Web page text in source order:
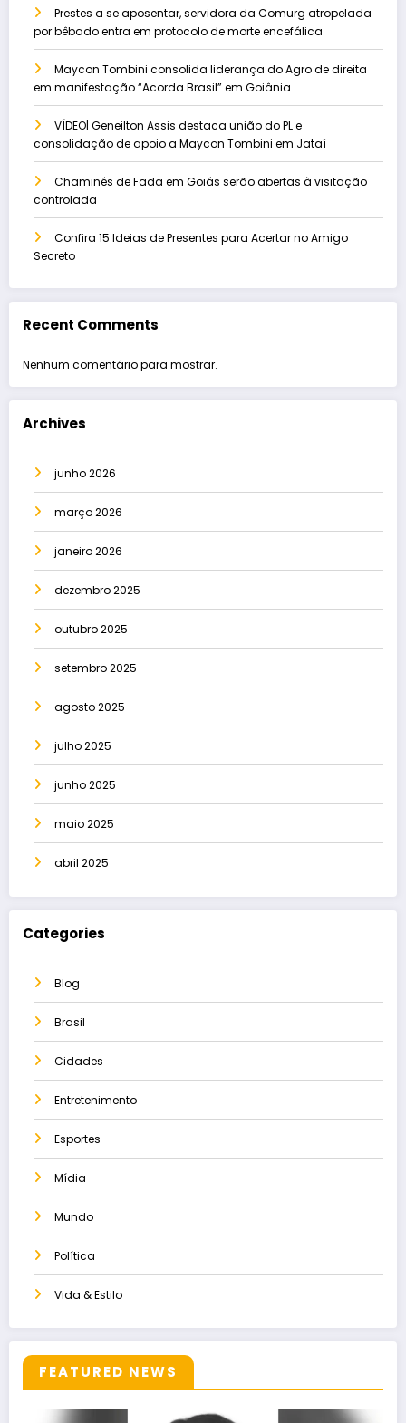
Prestes a se aposentar, servidora da Comurg atropelada
por bêbado entra em protocolo de morte encefálica
Maycon Tombini consolida liderança do Agro de direita
em manifestação “Acorda Brasil” em Goiânia
VÍDEO| Geneilton Assis destaca união do PL e
consolidação de apoio a Maycon Tombini em Jataí
Chaminés de Fada em Goiás serão abertas à visitação
controlada
Confira 15 Ideias de Presentes para Acertar no Amigo
Secreto
Recent Comments
Nenhum comentário para mostrar.
Archives
junho 2026
março 2026
janeiro 2026
dezembro 2025
outubro 2025
setembro 2025
agosto 2025
julho 2025
junho 2025
maio 2025
abril 2025
Categories
Blog
Brasil
Cidades
Entretenimento
Esportes
Mídia
Mundo
Política
Vida & Estilo
FEATURED NEWS